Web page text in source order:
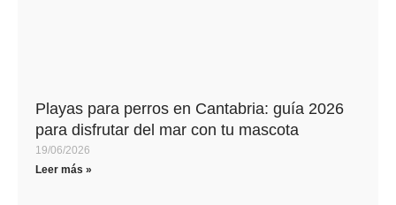
Playas para perros en Cantabria: guía 2026
para disfrutar del mar con tu mascota
19/06/2026
Leer más »